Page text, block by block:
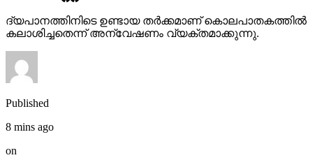
ദ്യപാനത്തിനിടെ ഉണ്ടായ തര്‍ക്കമാണ് കൊലപാതകത്തില്‍
കലാശിച്ചതെന്ന് അന്വേഷണം വ്യക്തമാക്കുന്നു.
Published
8 mins ago
on